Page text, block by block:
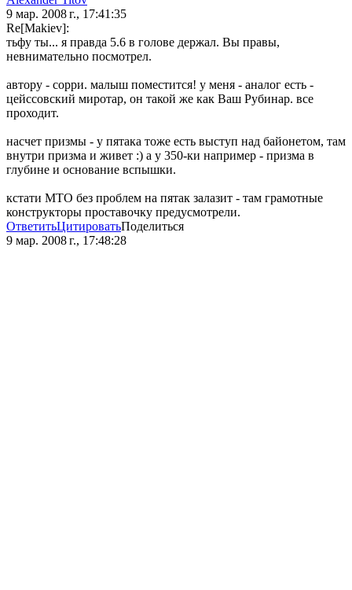
9 мар. 2008 г., 17:41:35
Re[Makiev]:
тьфу ты... я правда 5.6 в голове держал. Вы правы,
невнимательно посмотрел.
автору - сорри. малыш поместится! у меня - аналог есть -
цейссовский миротар, он такой же как Ваш Рубинар. все
проходит.
насчет призмы - у пятака тоже есть выступ над байонетом, там
внутри призма и живет :) а у 350-ки например - призма в
глубине и основание вспышки.
кстати МТО без проблем на пятак залазит - там грамотные
конструкторы проставочку предусмотрели.
ОтветитьЦитироватьПоделиться
9 мар. 2008 г., 17:48:28